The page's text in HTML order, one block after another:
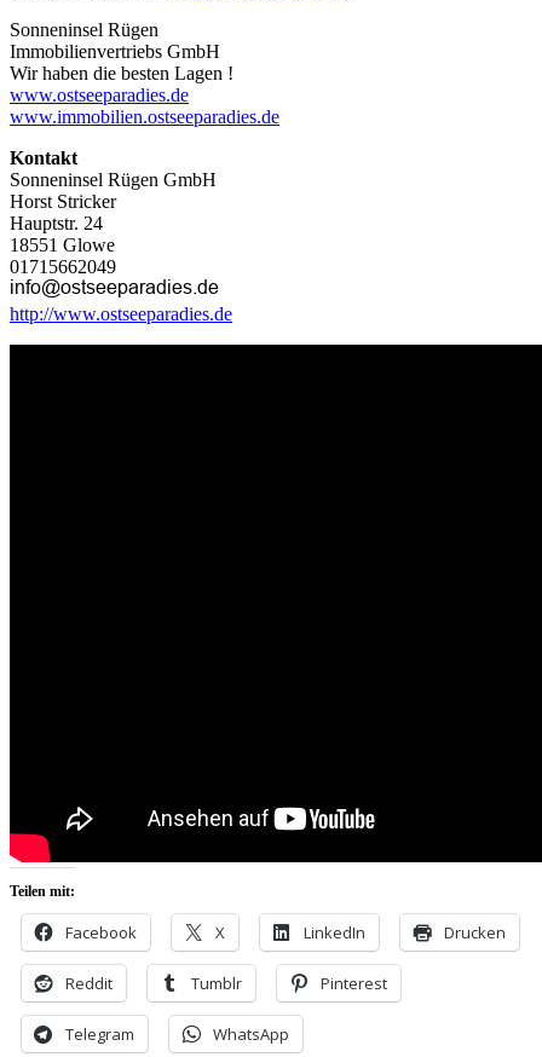
Sonneninsel Rügen
Immobilienvertriebs GmbH
Wir haben die besten Lagen !
www.ostseeparadies.de
www.immobilien.ostseeparadies.de
Kontakt
Sonneninsel Rügen GmbH
Horst Stricker
Hauptstr. 24
18551 Glowe
01715662049
http://www.ostseeparadies.de
Teilen mit:
Facebook X LinkedIn Drucken
Reddit Tumblr Pinterest
Telegram WhatsApp